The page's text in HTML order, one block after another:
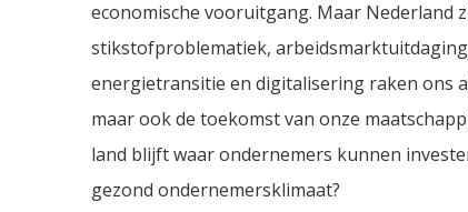
economische vooruitgang. Maar Nederland
stikstofproblematiek,
energietransitie en digitalisering raken ons
maar ook de toekomst van onze
land blijft waar ondernemers kunnen
gezond ondernemersklimaat?